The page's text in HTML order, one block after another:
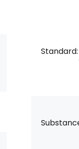
Standard: